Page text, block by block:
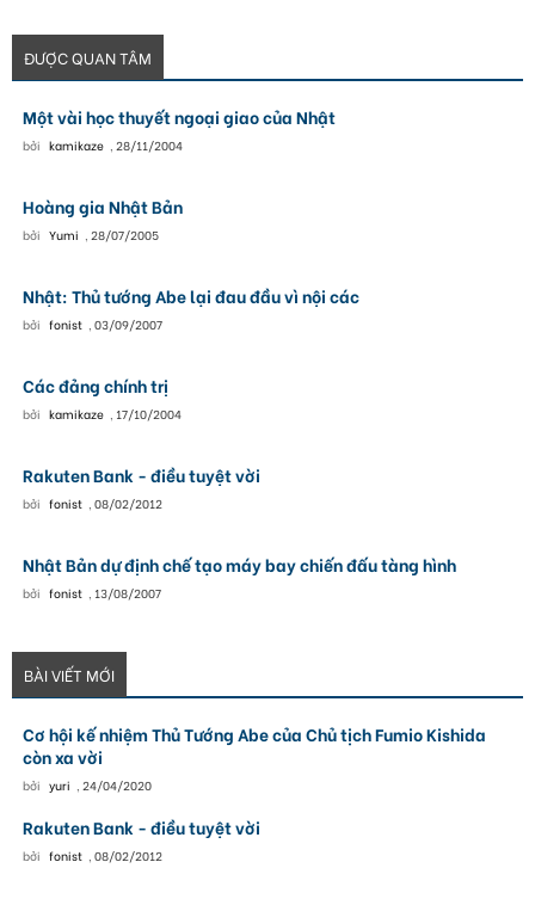
ĐƯỢC QUAN TÂM
Một vài học thuyết ngoại giao của Nhật
bởi kamikaze , 28/11/2004
Hoàng gia Nhật Bản
bởi Yumi , 28/07/2005
Nhật: Thủ tướng Abe lại đau đầu vì nội các
bởi fonist , 03/09/2007
Các đảng chính trị
bởi kamikaze , 17/10/2004
Rakuten Bank - điều tuyệt vời
bởi fonist , 08/02/2012
Nhật Bản dự định chế tạo máy bay chiến đấu tàng hình
bởi fonist , 13/08/2007
BÀI VIẾT MỚI
Cơ hội kế nhiệm Thủ Tướng Abe của Chủ tịch Fumio Kishida
còn xa vời
bởi yuri , 24/04/2020
Rakuten Bank - điều tuyệt vời
bởi fonist , 08/02/2012